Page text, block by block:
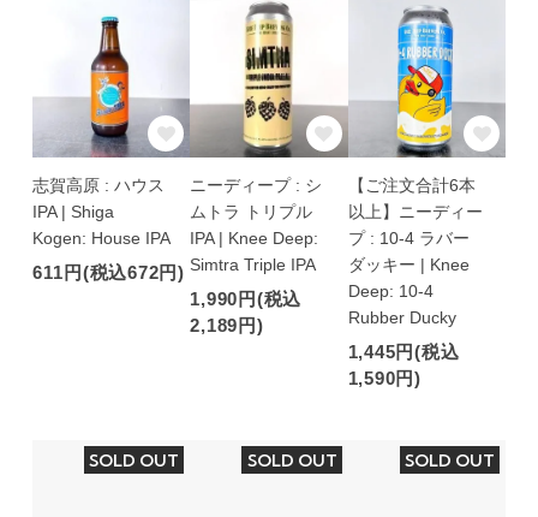
志賀高原 : ハウス
IPA | Shiga
Kogen: House IPA
611円(税込672円)
ニーディープ : シ
ムトラ トリプル
IPA | Knee Deep:
Simtra Triple IPA
1,990円(税込
2,189円)
【ご注文合計6本
以上】ニーディー
プ : 10-4 ラバー
ダッキー | Knee
Deep: 10-4
Rubber Ducky
1,445円(税込
1,590円)
SOLD OUT SOLD OUT SOLD OUT